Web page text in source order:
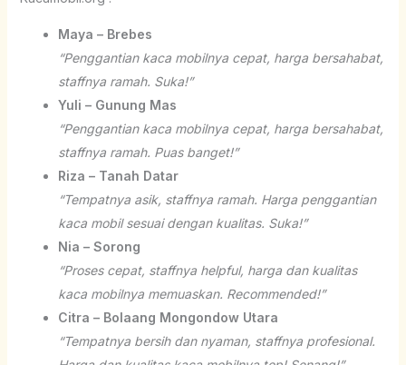
Maya – Brebes
“Penggantian kaca mobilnya cepat, harga bersahabat,
staffnya ramah. Suka!”
Yuli – Gunung Mas
“Penggantian kaca mobilnya cepat, harga bersahabat,
staffnya ramah. Puas banget!”
Riza – Tanah Datar
“Tempatnya asik, staffnya ramah. Harga penggantian
kaca mobil sesuai dengan kualitas. Suka!”
Nia – Sorong
“Proses cepat, staffnya helpful, harga dan kualitas
kaca mobilnya memuaskan. Recommended!”
Citra – Bolaang Mongondow Utara
“Tempatnya bersih dan nyaman, staffnya profesional.